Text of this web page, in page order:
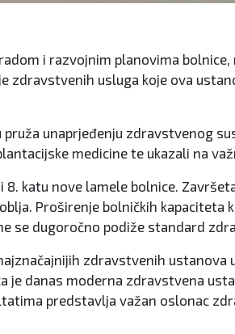
i razvojnim planovima
zdravstvenih usluga koje ova
unaprjeđenju zdravstvenog
medicine te ukazali na
katu nove lamele bolnice.
Proširenje bolničkih
se dugoročno podiže standard
zdravstvenih
danas moderna zdravstvena
predstavlja važan oslonac